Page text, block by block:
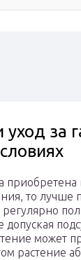
за
приобретена
то лучше
может
растение